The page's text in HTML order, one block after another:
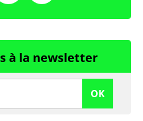
à la newsletter
OK